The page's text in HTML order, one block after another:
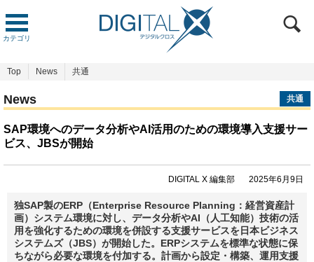
カテゴリ
Top News 共通
News 共通
SAP環境へのデータ分析やAI活用のための環境導入支援サー
ビス、JBSが開始
DIGITAL X 編集部 2025年6月9日
独SAP製のERP（Enterprise Resource Planning：経営資産計
画）システム環境に対し、データ分析やAI（人工知能）技術の活
用を強化するための環境を併設する支援サービスを日本ビジネス
システムズ（JBS）が開始した。ERPシステムを標準な状態に保
ちながら必要な環境を付加する。計画から設定・構築、運用支援